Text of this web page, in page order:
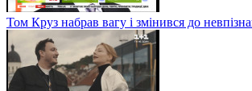
Том Круз набрав вагу і змінився до